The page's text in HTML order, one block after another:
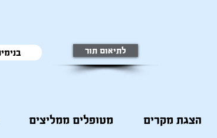
בנימינה 050- לתיאום תור
הצגת מקרים מטופלים ממליצים